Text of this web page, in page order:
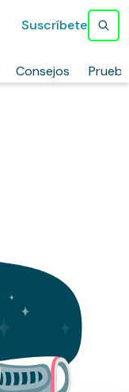
Consejos
Suscríbete